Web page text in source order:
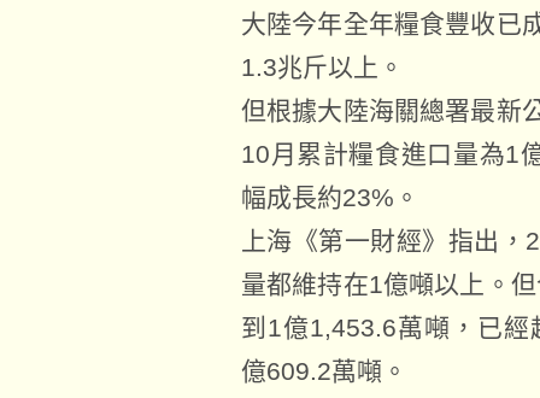
大陸今年全年糧食豐收已
1.3兆斤以上。
但根據大陸海關總署最新
10月累計糧食進口量為1
幅成長約23%。
上海《第一財經》指出
量都維持在1億噸以上。
到1億1,453.6萬噸，已
億609.2萬噸。